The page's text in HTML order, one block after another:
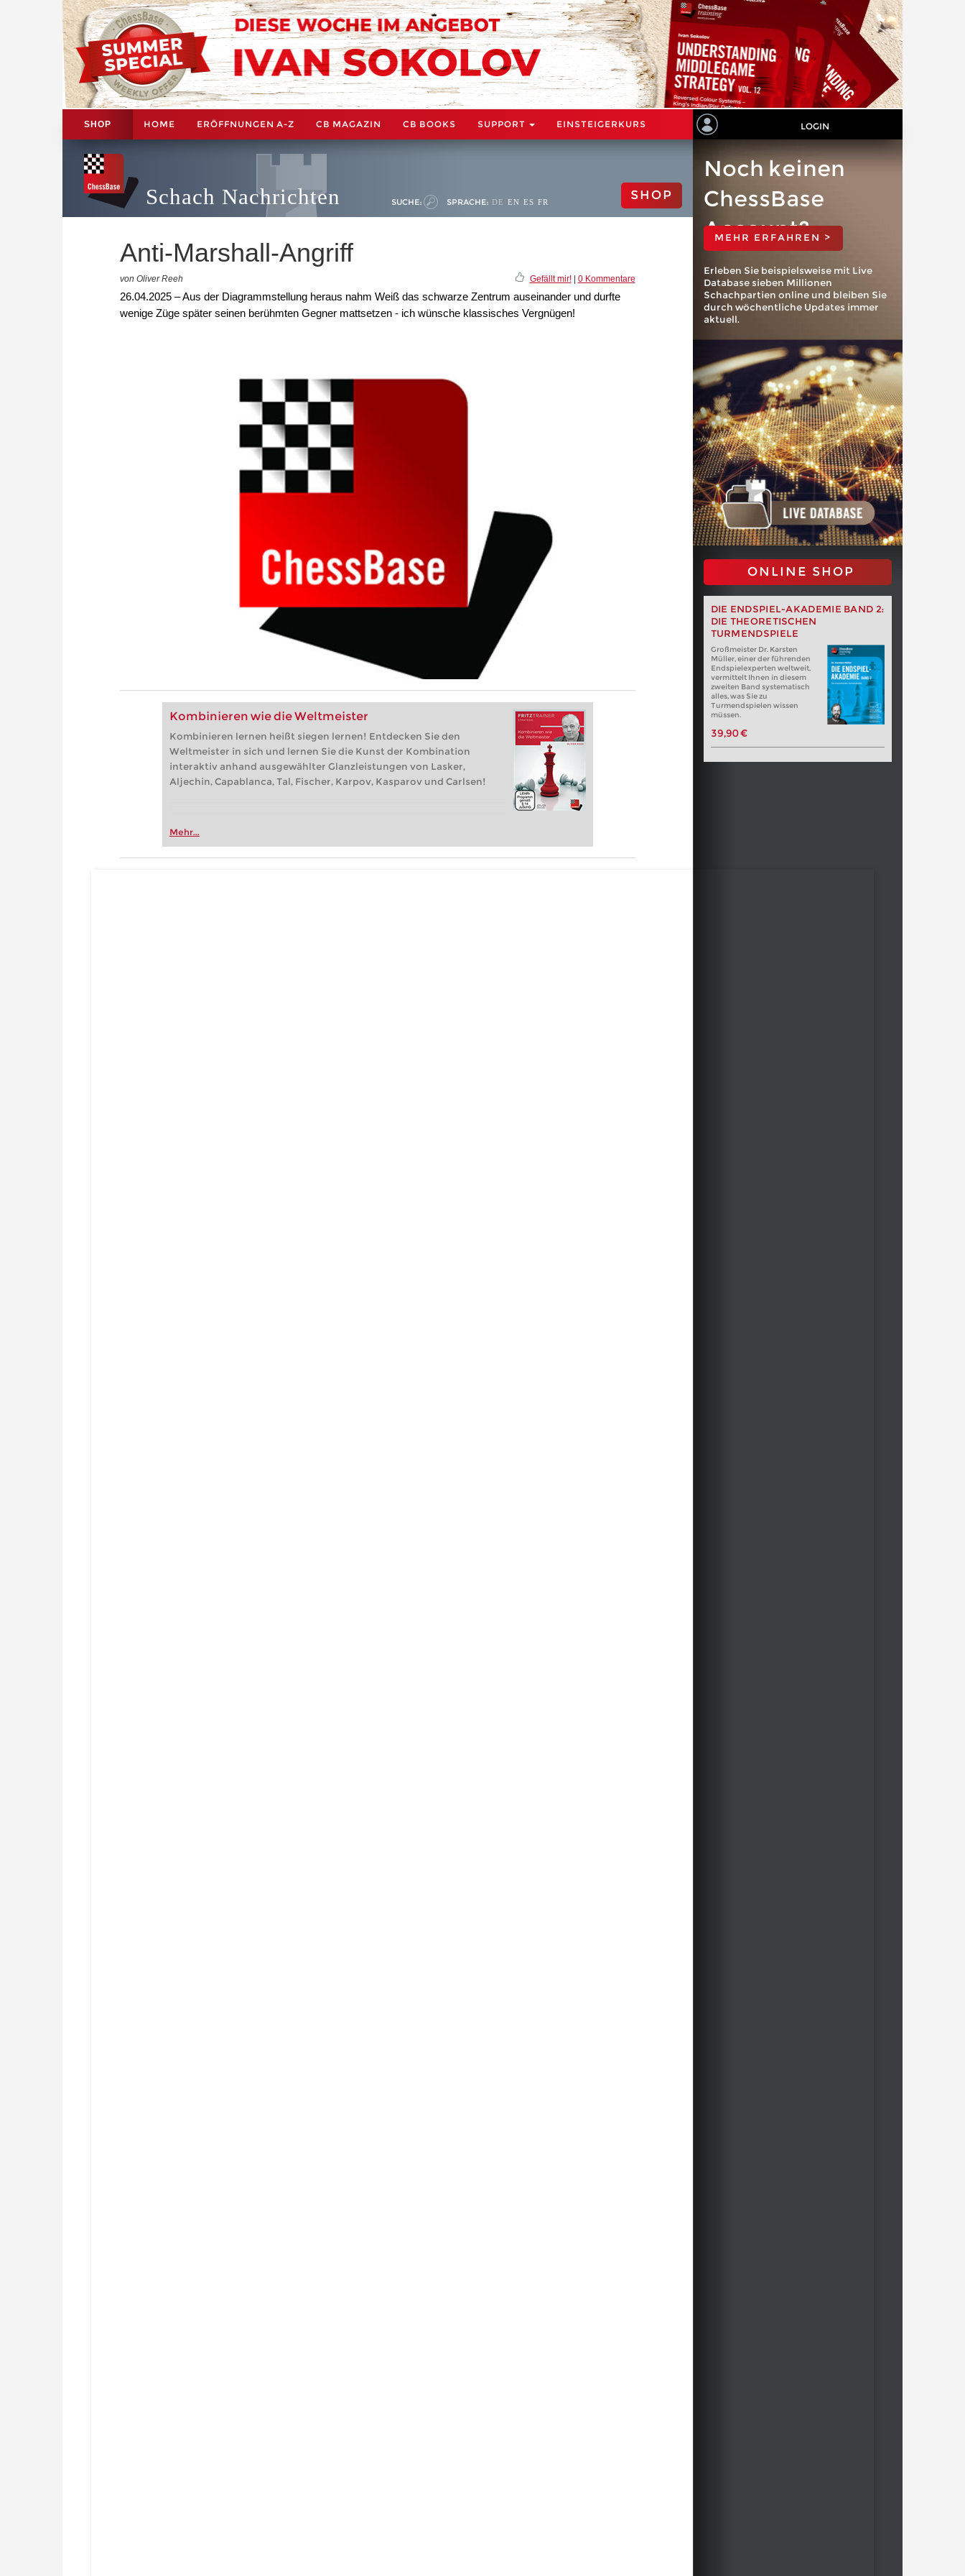
SHOP HOME ERÖFFNUNGEN A-Z CB MAGAZIN CB BOOKS SUPPORT EINSTEIGERKURS LOGIN
Schach Nachrichten SUCHE: SPRACHE: DE EN ES FR SHOP
Anti-Marshall-Angriff
von Oliver Reeh Gefällt mir!| 0 Kommentare
26.04.2025 – Aus der Diagrammstellung heraus nahm Weiß das schwarze Zentrum auseinander und durfte
wenige Züge später seinen berühmten Gegner mattsetzen - ich wünsche klassisches Vergnügen!
Kombinieren wie die Weltmeister
Kombinieren lernen heißt siegen lernen! Entdecken Sie den
Weltmeister in sich und lernen Sie die Kunst der Kombination
interaktiv anhand ausgewählter Glanzleistungen von Lasker,
Aljechin, Capablanca, Tal, Fischer, Karpov, Kasparov und Carlsen!
Mehr...
Noch keinen
ChessBase
Account?
MEHR ERFAHREN >
Erleben Sie beispielsweise mit Live
Database sieben Millionen
Schachpartien online und bleiben Sie
durch wöchentliche Updates immer
aktuell.
ONLINE SHOP
DIE ENDSPIEL-AKADEMIE BAND 2:
DIE THEORETISCHEN
TURMENDSPIELE
Großmeister Dr. Karsten
Müller, einer der führenden
Endspielexperten weltweit,
vermittelt Ihnen in diesem
zweiten Band systematisch
alles, was Sie zu
Turmendspielen wissen
müssen.
39,90 €